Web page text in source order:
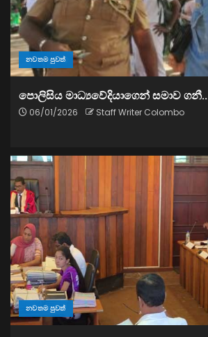
නවතම පුවත්
පොලිසිය මාධ්‍යවේදියාගෙන් සමාව ගනී..
06/01/2026 Staff Writer Colombo
නවතම පුවත්